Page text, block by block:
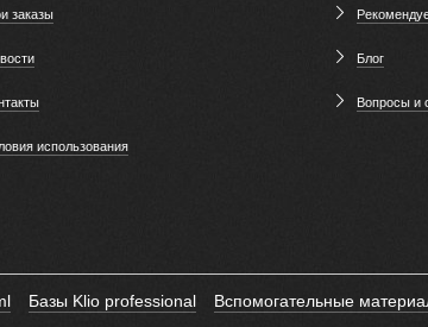
заказы
использования
Блог
Вопросы и
Базы Klio professional Вспомогательные